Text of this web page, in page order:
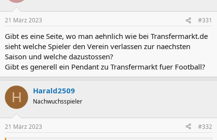
21 März 2023 #331
Gibt es eine Seite, wo man aehnlich wie bei Transfermarkt.de
sieht welche Spieler den Verein verlassen zur naechsten
Saison und welche dazustossen?
Gibt es generell ein Pendant zu Transfermarkt fuer Football?
H Harald2509
Nachwuchsspieler
21 März 2023 #332